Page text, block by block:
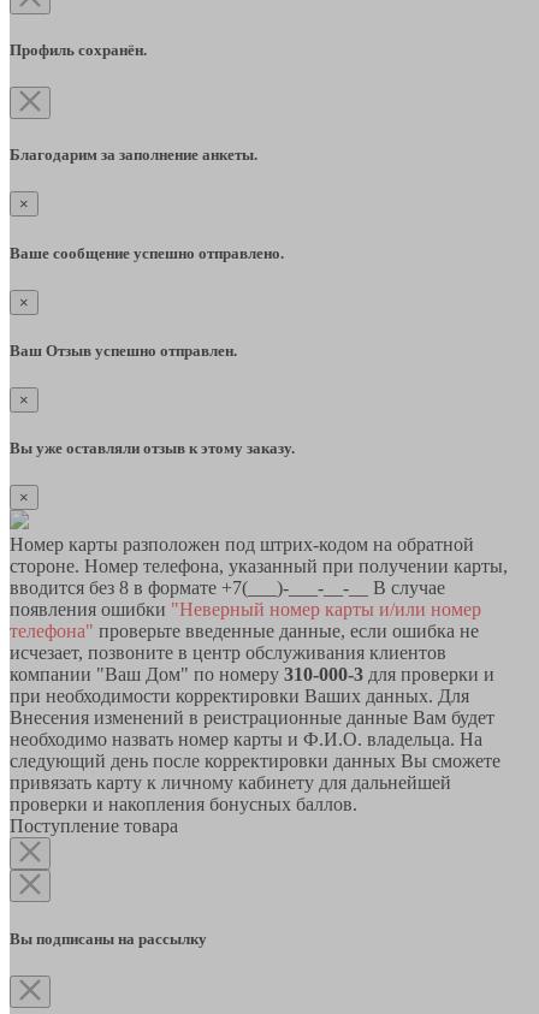
Профиль сохранён.
Благодарим за заполнение анкеты.
×
Ваше сообщение успешно отправлено.
×
Ваш Отзыв успешно отправлен.
×
Вы уже оставляли отзыв к этому заказу.
×
Номер карты разположен под штрих-кодом на обратной
стороне. Номер телефона, указанный при получении карты,
вводится без 8 в формате +7(___)-___-__-__ В случае
появления ошибки "Неверный номер карты и/или номер
телефона" проверьте введенные данные, если ошибка не
исчезает, позвоните в центр обслуживания клиентов
компании "Ваш Дом" по номеру 310-000-3 для проверки и
при необходимости корректировки Ваших данных. Для
Внесения изменений в реистрационные данные Вам будет
необходимо назвать номер карты и Ф.И.О. владельца. На
следующий день после корректировки данных Вы сможете
привязать карту к личному кабинету для дальнейшей
проверки и накопления бонусных баллов.
Поступление товара
Вы подписаны на рассылку